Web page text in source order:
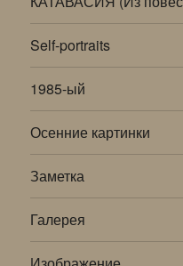
Self-portraits
1985-ый
Осенние картинки
Заметка
Галерея